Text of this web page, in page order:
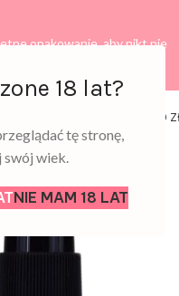
18 lat?
tę stronę,
wiek.
NIE MAM 18 LAT
opakowanie, aby nikt nie
0,00